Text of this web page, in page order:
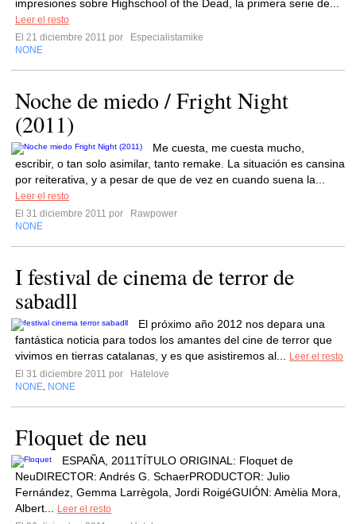
impresiones sobre Highschool of the Dead, la primera serie de...
Leer el resto
El 21 diciembre 2011 por
Especialistamike
NONE
Noche de miedo / Fright Night
(2011)
Me cuesta, me cuesta mucho,
escribir, o tan solo asimilar, tanto remake. La situación es cansina
por reiterativa, y a pesar de que de vez en cuando suena la...
Leer el resto
El 31 diciembre 2011 por
Rawpower
NONE
I festival de cinema de terror de
sabadll
El próximo año 2012 nos depara una
fantástica noticia para todos los amantes del cine de terror que
vivimos en tierras catalanas, y es que asistiremos al...
Leer el resto
El 31 diciembre 2011 por
Hatelove
NONE NONE
Floquet de neu
ESPAÑA, 2011TÍTULO ORIGINAL: Floquet de
NeuDIRECTOR: Andrés G. SchaerPRODUCTOR: Julio
Fernández, Gemma Larrègola, Jordi RoigéGUIÓN: Amèlia Mora,
Albert...
Leer el resto